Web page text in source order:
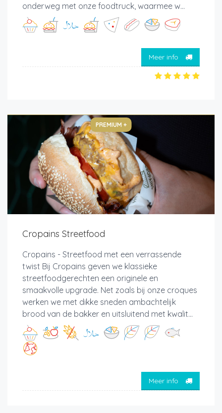
onderweg met onze foodtruck, waarmee w...
Meer info
PREMIUM +
Cropains Streetfood
Cropains - Streetfood met een verrassende
twist Bij Cropains geven we klassieke
streetfoodgerechten een originele en
smaakvolle upgrade. Net zoals bij onze croques
werken we met dikke sneden ambachtelijk
brood van de bakker en uitsluitend met kwalit...
Meer info